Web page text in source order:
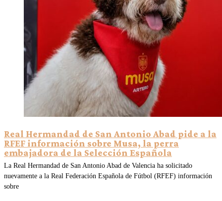
Real Hermandad de San Antonio Abad pide a la
RFEF información sobre Musa, la perra
embajadora de la Selección Española
La Real Hermandad de San Antonio Abad de Valencia ha solicitado
nuevamente a la Real Federación Española de Fútbol (RFEF) información
sobre